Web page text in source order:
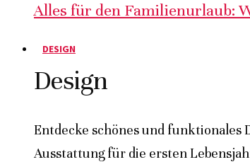
Alles für den Familienurlaub:
DESIGN
Design
Entdecke schönes und funktionales
Ausstattung für die ersten